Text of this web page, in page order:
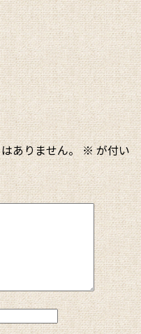
ありません。※が付い